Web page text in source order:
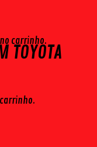
carrinho.
TOYOTA